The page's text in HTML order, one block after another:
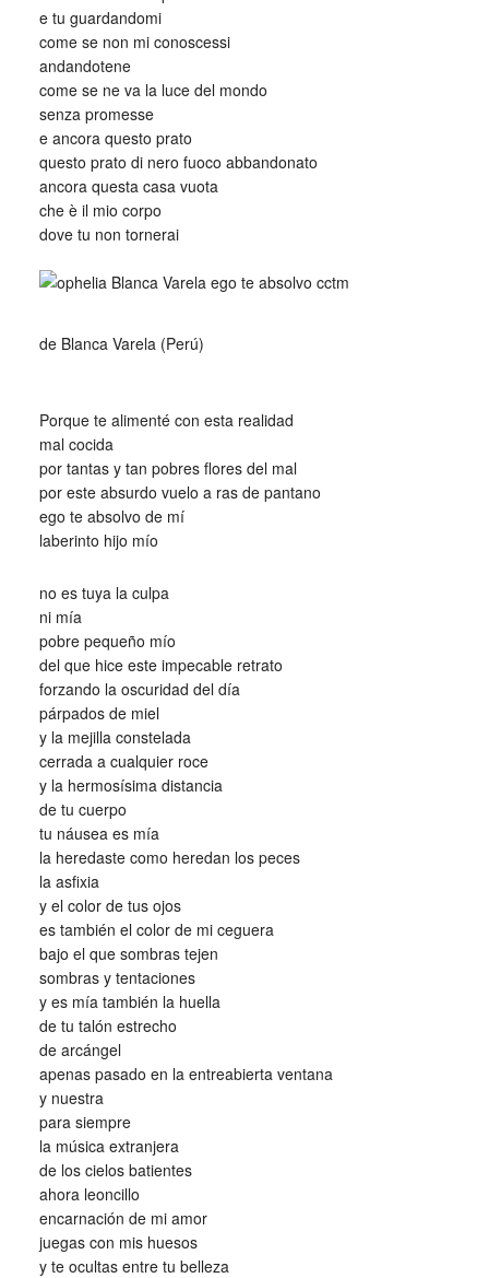
e tu guardandomi
come se non mi conoscessi
andandotene
come se ne va la luce del mondo
senza promesse
e ancora questo prato
questo prato di nero fuoco abbandonato
ancora questa casa vuota
che è il mio corpo
dove tu non tornerai
de Blanca Varela (Perú)
Porque te alimenté con esta realidad
mal cocida
por tantas y tan pobres flores del mal
por este absurdo vuelo a ras de pantano
ego te absolvo de mí
laberinto hijo mío
no es tuya la culpa
ni mía
pobre pequeño mío
del que hice este impecable retrato
forzando la oscuridad del día
párpados de miel
y la mejilla constelada
cerrada a cualquier roce
y la hermosísima distancia
de tu cuerpo
tu náusea es mía
la heredaste como heredan los peces
la asfixia
y el color de tus ojos
es también el color de mi ceguera
bajo el que sombras tejen
sombras y tentaciones
y es mía también la huella
de tu talón estrecho
de arcángel
apenas pasado en la entreabierta ventana
y nuestra
para siempre
la música extranjera
de los cielos batientes
ahora leoncillo
encarnación de mi amor
juegas con mis huesos
y te ocultas entre tu belleza